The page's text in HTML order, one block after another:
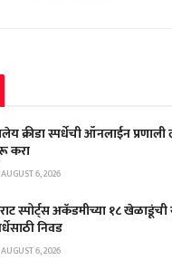
क्रीडा स्पर्धेची ऑनलाईन
करा
AUGUST 6, 2026
स्पोर्ट्स अकॅडमीच्या १८ खेळाडूंची
निवड
AUGUST 6, 2026